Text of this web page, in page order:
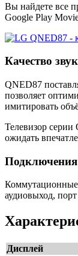
Вы найдете все
Google Play
Качество
QNED87
позволяет
имитировать
Телевизор
ожидать
Подключения
Коммутационные
аудиовыход,
Дисплей